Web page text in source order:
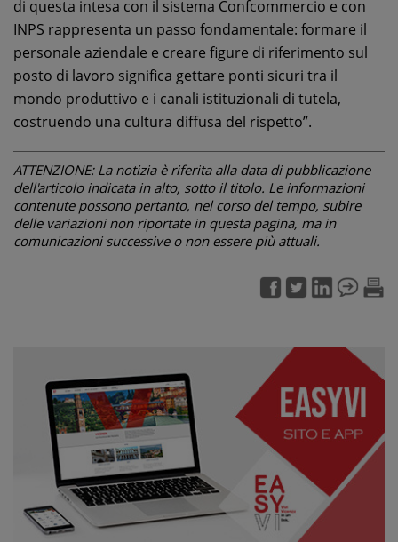
di questa intesa con il sistema Confcommercio e con
INPS rappresenta un passo fondamentale: formare il
personale aziendale e creare figure di riferimento sul
posto di lavoro significa gettare ponti sicuri tra il
mondo produttivo e i canali istituzionali di tutela,
costruendo una cultura diffusa del rispetto”.
ATTENZIONE: La notizia è riferita alla data di pubblicazione
dell'articolo indicata in alto, sotto il titolo. Le informazioni
contenute possono pertanto, nel corso del tempo, subire
delle variazioni non riportate in questa pagina, ma in
comunicazioni successive o non essere più attuali.